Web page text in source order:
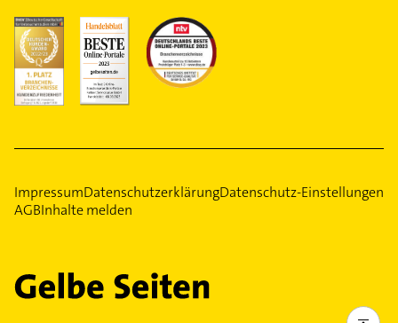
ImpressumDatenschutzerklärungDatenschutz-Einstellungen
AGBInhalte melden